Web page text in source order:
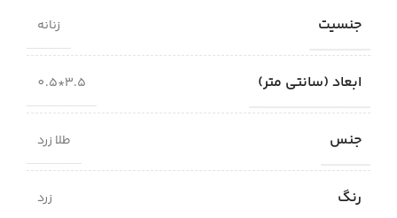
جنسیت زنانه
ابعاد (سانتی متر) 3.5*0.5
جنس طلا زرد
رنگ زرد